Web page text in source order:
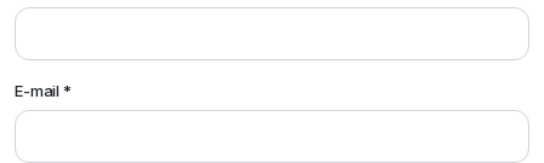
E-mail*